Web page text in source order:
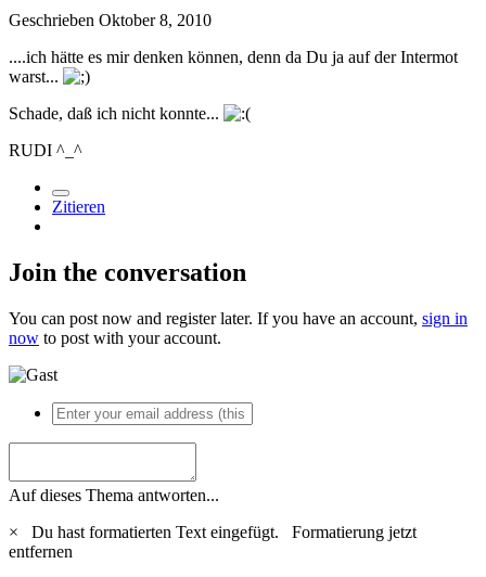
Geschrieben Oktober 8, 2010
....ich hätte es mir denken können, denn da Du ja auf der Intermot
warst...
Schade, daß ich nicht konnte...
RUDI ^_^
Zitieren
Join the conversation
You can post now and register later. If you have an account, sign in
now to post with your account.
Auf dieses Thema antworten...
×
Du hast formatierten Text eingefügt. Formatierung jetzt
entfernen